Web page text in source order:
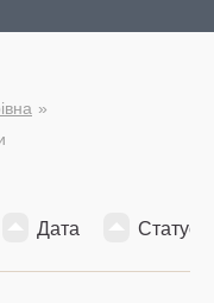
Дата Статус